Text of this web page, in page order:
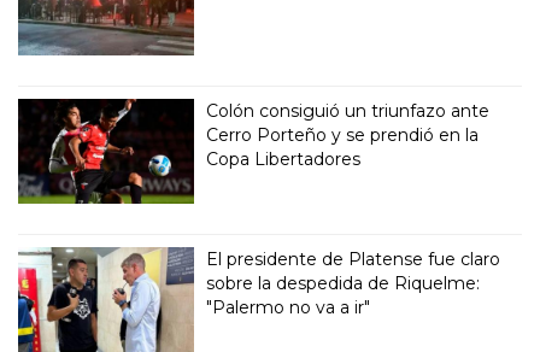
Colón consiguió un triunfazo ante
Cerro Porteño y se prendió en la
Copa Libertadores
El presidente de Platense fue claro
sobre la despedida de Riquelme:
"Palermo no va a ir"